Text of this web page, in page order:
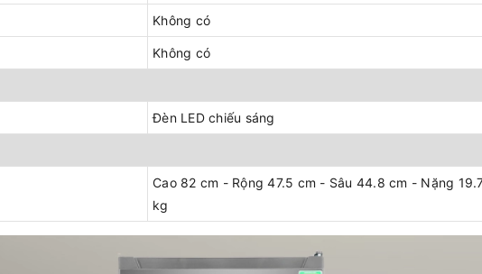
Không có
Không có
Đèn LED chiếu sáng
Cao 82 cm - Rộng 47.5 cm - Sâu 44.8 cm - Nặng
kg